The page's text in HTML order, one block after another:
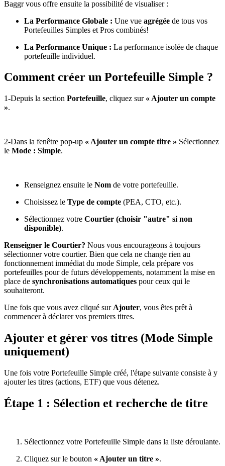
Baggr vous offre ensuite la possibilité de visualiser :
La Performance Globale : Une vue agrégée de tous vos
Portefeuilles Simples et Pros combinés!
La Performance Unique : La performance isolée de chaque
portefeuille individuel.
Comment créer un Portefeuille Simple ?
1-Depuis la section Portefeuille, cliquez sur « Ajouter un compte
».
2-Dans la fenêtre pop-up « Ajouter un compte titre » Sélectionnez
le Mode : Simple.
Renseignez ensuite le Nom de votre portefeuille.
Choisissez le Type de compte (PEA, CTO, etc.).
Sélectionnez votre Courtier (choisir "autre" si non
disponible).
Renseigner le Courtier? Nous vous encourageons à toujours
sélectionner votre courtier. Bien que cela ne change rien au
fonctionnement immédiat du mode Simple, cela prépare vos
portefeuilles pour de futurs développements, notamment la mise en
place de synchronisations automatiques pour ceux qui le
souhaiteront.
Une fois que vous avez cliqué sur Ajouter, vous êtes prêt à
commencer à déclarer vos premiers titres.
Ajouter et gérer vos titres (Mode Simple
uniquement)
Une fois votre Portefeuille Simple créé, l'étape suivante consiste à y
ajouter les titres (actions, ETF) que vous détenez.
Étape 1 : Sélection et recherche de titre
Sélectionnez votre Portefeuille Simple dans la liste déroulante.
Cliquez sur le bouton « Ajouter un titre ».